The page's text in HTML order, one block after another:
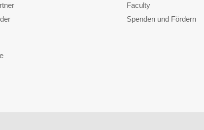
Faculty
Spenden und Fördern